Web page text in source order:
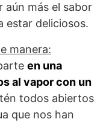
aún más el sabor
estar deliciosos.
manera:
en una
al vapor con un
todos abiertos
que nos han